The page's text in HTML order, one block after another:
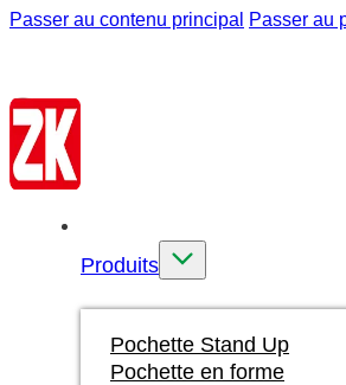
Passer au contenu principal
Passer au
Produits
Pochette Stand Up
Pochette en forme